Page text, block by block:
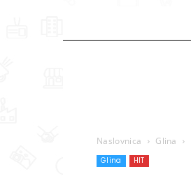
Naslovnica Glina
Glina HIT